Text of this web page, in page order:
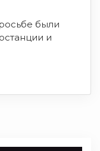
были
и